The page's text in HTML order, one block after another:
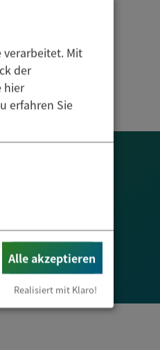
verarbeitet. Mit
der
hier
erfahren Sie
Alle akzeptieren
Realisiert mit Klaro!